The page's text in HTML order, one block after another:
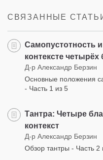
СВЯЗАННЫЕ
Самопустотность
контексте
Д-р Александр Берзин
Основные положения
- Часть 1 из 5
Тантра: Четыре
контекст
Д-р Александр Берзин
Обзор тантры - Часть 2